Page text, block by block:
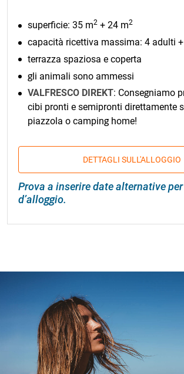
superficie: 35 m2 + 24 m2
capacità ricettiva massima: 4 adulti
terrazza spaziosa e coperta
gli animali sono ammessi
VALFRESCO DIREKT: Consegniamo
cibi pronti e semipronti direttamente
piazzola o camping home!
DETTAGLI SULL'ALLOGGIO
Prova a inserire date alternative
d’alloggio.